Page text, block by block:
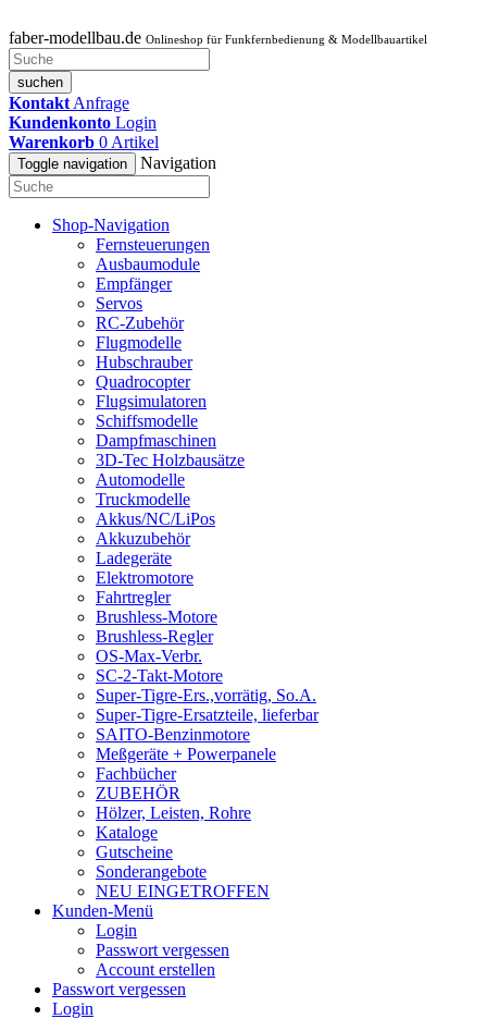
faber-modellbau.de Onlineshop für Funkfernbedienung & Modellbauartikel
suchen
Kontakt Anfrage
Kundenkonto Login
Warenkorb 0 Artikel
Toggle navigation Navigation
Shop-Navigation
Fernsteuerungen
Ausbaumodule
Empfänger
Servos
RC-Zubehör
Flugmodelle
Hubschrauber
Quadrocopter
Flugsimulatoren
Schiffsmodelle
Dampfmaschinen
3D-Tec Holzbausätze
Automodelle
Truckmodelle
Akkus/NC/LiPos
Akkuzubehör
Ladegeräte
Elektromotore
Fahrtregler
Brushless-Motore
Brushless-Regler
OS-Max-Verbr.
SC-2-Takt-Motore
Super-Tigre-Ers.,vorrätig, So.A.
Super-Tigre-Ersatzteile, lieferbar
SAITO-Benzinmotore
Meßgeräte + Powerpanele
Fachbücher
ZUBEHÖR
Hölzer, Leisten, Rohre
Kataloge
Gutscheine
Sonderangebote
NEU EINGETROFFEN
Kunden-Menü
Login
Passwort vergessen
Account erstellen
Passwort vergessen
Login